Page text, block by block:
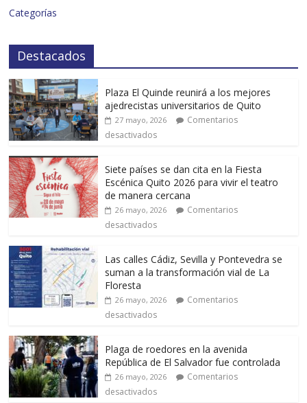
Categorías
Destacados
Plaza El Quinde reunirá a los mejores
ajedrecistas universitarios de Quito
27 mayo, 2026
Comentarios
desactivados
Siete países se dan cita en la Fiesta
Escénica Quito 2026 para vivir el teatro
de manera cercana
26 mayo, 2026
Comentarios
desactivados
Las calles Cádiz, Sevilla y Pontevedra se
suman a la transformación vial de La
Floresta
26 mayo, 2026
Comentarios
desactivados
Plaga de roedores en la avenida
República de El Salvador fue controlada
26 mayo, 2026
Comentarios
desactivados